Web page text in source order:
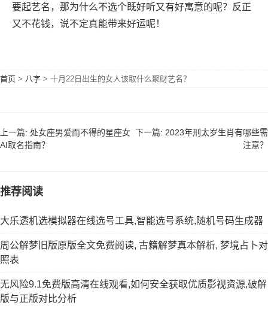
要起艺名，那为什么不选个既好听又有好寓意的呢？反正
又不花钱，说不定真能带来好运呢！
首页 > 八字 > 十月22日出生的女人该取什么聚财艺名？
上一篇: 处女座男爱而不得的星座女
AI取名指南？
下一篇: 2023年刑太岁生肖有哪些需
注意？
推荐阅读
大乐透机选模拟器在线选号工具,智能选号系统,随机号码生成器
周公解梦旧版原版全文免费阅读, 古籍解梦真本解析, 梦境占卜对
照表
无风险9.1免费版高清在线观看,如何安全获取优质影视资源,破解
版与正版对比分析